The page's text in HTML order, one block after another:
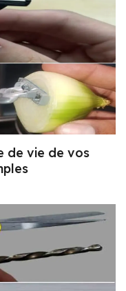
de vie de vos